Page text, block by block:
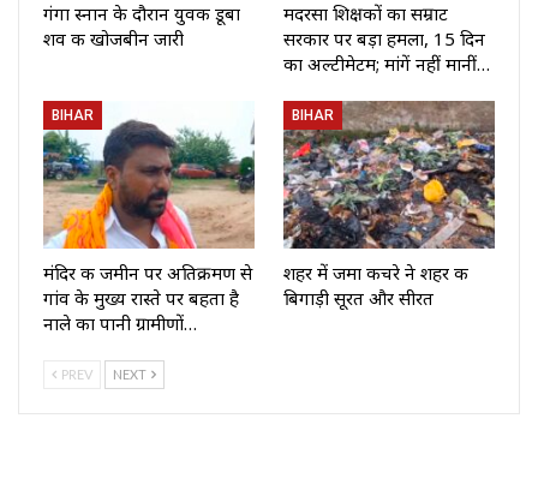
गंगा स्नान के दौरान युवक डूबा
शव की खोजबीन जारी
मदरसा शिक्षकों का सम्राट
सरकार पर बड़ा हमला, 15 दिन
का अल्टीमेटम; मांगें नहीं मानीं…
BIHAR
मंदिर की जमीन पर अतिक्रमण से
गांव के मुख्य रास्ते पर बहता है
नाले का पानी ग्रामीणों…
BIHAR
शहर में जमा कचरे ने शहर की
बिगाड़ी सूरत और सीरत
PREV NEXT